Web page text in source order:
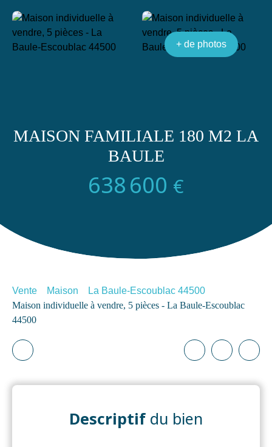
+ de photos
MAISON FAMILIALE 180 M2 LA
BAULE
638 600 €
Vente Maison
La Baule-Escoublac 44500
Maison individuelle à vendre, 5 pièces - La Baule-Escoublac
44500
Descriptifdu bien